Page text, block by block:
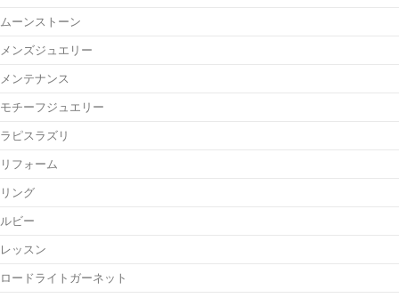
ムーンストーン
メンズジュエリー
メンテナンス
モチーフジュエリー
ラピスラズリ
リフォーム
リング
ルビー
レッスン
ロードライトガーネット